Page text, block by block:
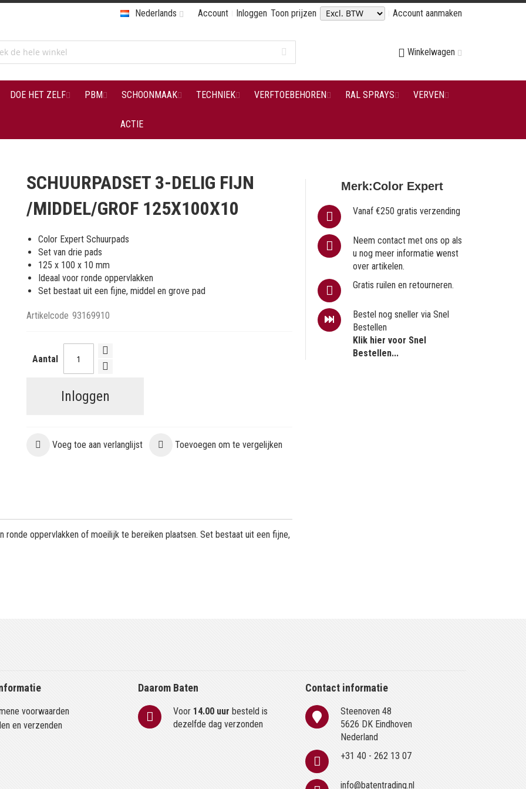
Account Inloggen Toon prijzen Account aanmaken
Nederlands
Winkelwagen
DOE HET ZELF PBM SCHOONMAAK TECHNIEK VERFTOEBEHOREN RAL SPRAYS VERVEN
ACTIE
SCHUURPADSET 3-DELIG FIJN
/MIDDEL/GROF 125X100X10
Color Expert Schuurpads
Set van drie pads
125 x 100 x 10 mm
Ideaal voor ronde oppervlakken
Set bestaat uit een fijne, middel en grove pad
Artikelcode 93169910
Aantal
Inloggen
Voeg toe aan verlanglijst Toevoegen om te vergelijken
Merk:Color Expert
Vanaf €250 gratis verzending
Neem contact met ons op als
u nog meer informatie wenst
over artikelen.
Gratis ruilen en retourneren.
Bestel nog sneller via Snel
Bestellen
Klik hier voor Snel
Bestellen...
ronde oppervlakken of moeilijk te bereiken plaatsen. Set bestaat uit een fijne,
voorwaarden
en verzenden
Daarom Baten
Voor 14.00 uur besteld is
dezelfde dag verzonden
Contact informatie
Steenoven 48
5626 DK Eindhoven
Nederland
+31 40 - 262 13 07
info@batentrading.nl